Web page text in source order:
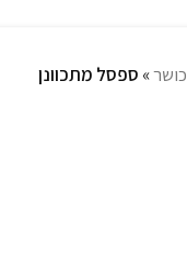
» ספסל מתכוונן